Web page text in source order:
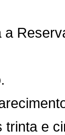
trinta e